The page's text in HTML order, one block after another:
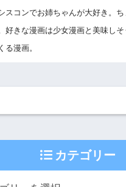
スコンでお姉ちゃんが大好き。
好きな漫画は少女漫画と美味し
る漫画。
カテゴリー